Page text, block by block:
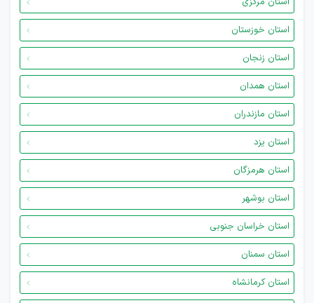
استان خوزستان
استان زنجان
استان همدان
استان مازندران
استان یزد
استان هرمزگان
استان بوشهر
استان خراسان جنوبی
استان سمنان
استان کرمانشاه